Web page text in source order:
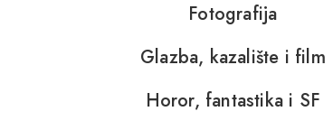
Fotografija
Glazba, kazalište i film
Horor, fantastika i SF